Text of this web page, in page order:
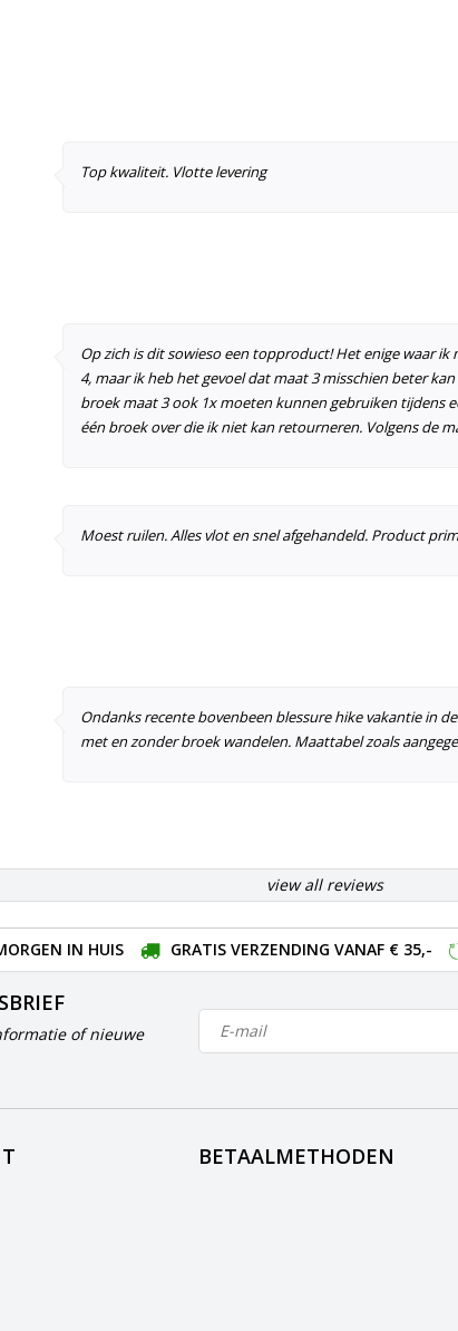
Top kwaliteit. Vlotte levering
Op zich is dit sowieso een topproduct! Het enige waar
4, maar ik heb het gevoel dat maat 3 misschien beter
broek maat 3 ook 1x moeten kunnen gebruiken tijdens
één broek over die ik niet kan retourneren. Volgens de
Moest ruilen. Alles vlot en snel afgehandeld. Product
Ondanks recente bovenbeen blessure hike vakantie in
met en zonder broek wandelen. Maattabel zoals
view all reviews
IN HUIS GRATIS VERZENDING VANAF € 35,-
of nieuwe
BETAALMETHODEN